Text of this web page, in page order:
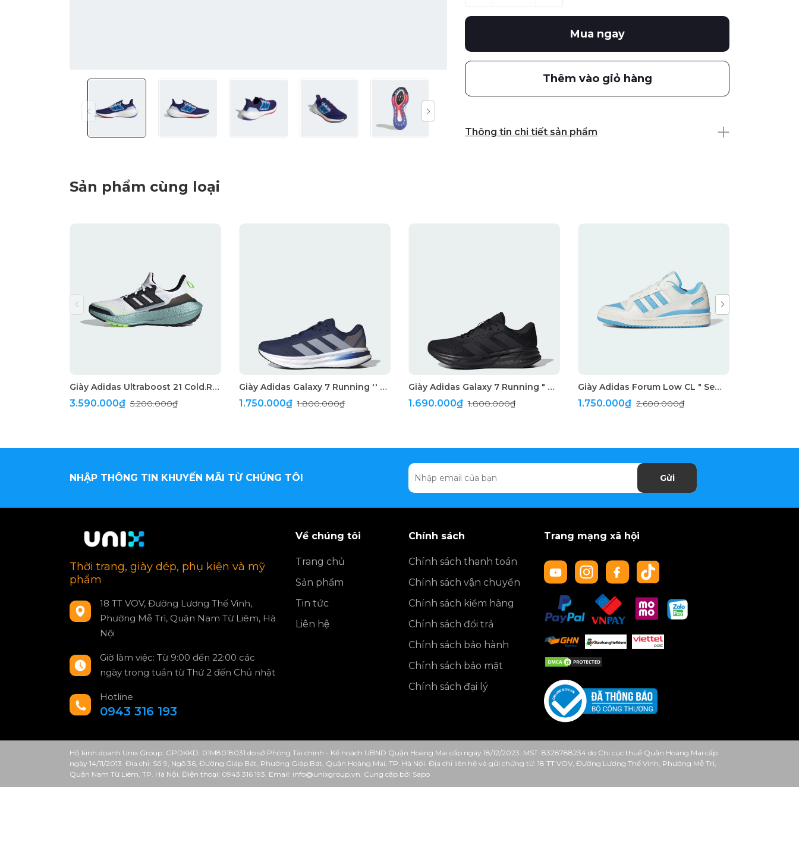
Mua ngay
Thêm vào giỏ hàng
Thông tin chi tiết sản phẩm
Sản phẩm cùng loại
Giày Adidas Ultraboost 21 Cold.RYD "White"
3.590.000₫ 5.200.000₫
Giày Adidas Galaxy 7 Running '' Dark Blue ''
1.750.000₫1.800.000₫
Giày Adidas Galaxy 7 Running " Triple Black "
1.690.000₫1.800.000₫
Giày Adidas Forum Low CL " Semi Blue Burst"
1.750.000₫ 2.600.000₫
NHẬP THÔNG TIN KHUYẾN MÃI TỪ CHÚNG TÔI Gửi
Thời trang, giày dép, phụ kiện và mỹ
phẩm
18 TT VOV, Đường Lương Thế Vinh,
Phường Mễ Trì, Quận Nam Từ Liêm, Hà
Nội
Giờ làm việc: Từ 9:00 đến 22:00 các
ngày trong tuần từ Thứ 2 đến Chủ nhật
Hotline
0943 316 193
Về chúng tôi
Trang chủ
Sản phẩm
Tin tức
Liên hệ
Chính sách
Chính sách thanh toán
Chính sách vận chuyển
Chính sách kiểm hàng
Chính sách đổi trả
Chính sách bảo hành
Chính sách bảo mật
Chính sách đại lý
Trang mạng xã hội
Hộ kinh doanh Unix Group. GPDKKD: 01M8018031 do sở Phòng Tài chính - Kế hoạch UBND Quận Hoàng Mai cấp ngày 18/12/2023. MST: 8328788234 do Chi cục thuế Quận Hoàng Mai cấp
ngày 14/11/2013. Địa chỉ: Số 9, Ngõ 36, Đường Giáp Bát, Phường Giáp Bát, Quận Hoàng Mai, TP. Hà Nội. Địa chỉ liên hệ và gửi chứng từ: 18 TT VOV, Đường Lương Thế Vinh, Phường Mễ Trì,
Quận Nam Từ Liêm, TP. Hà Nội. Điện thoại: 0943 316 193. Email: info@unixgroup.vn. Cung cấp bởi Sapo